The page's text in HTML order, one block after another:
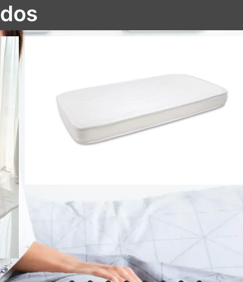
Colchón cuna Air Active antiahogo aloe vera 3D
51,45€